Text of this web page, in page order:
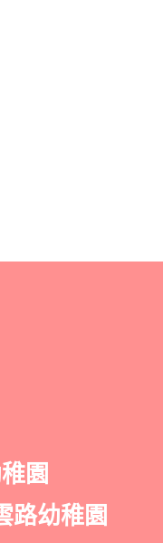
園
路幼稚園